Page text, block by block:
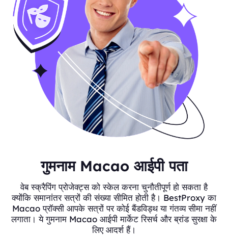
गुमनाम Macao आईपी पता
वेब स्क्रैपिंग प्रोजेक्ट्स को स्केल करना चुनौतीपूर्ण हो सकता है
क्योंकि समानांतर सत्रों की संख्या सीमित होती है। BestProxy का
Macao प्रॉक्सी आपके सत्रों पर कोई बैंडविड्थ या गंतव्य सीमा नहीं
लगाता। ये गुमनाम Macao आईपी मार्केट रिसर्च और ब्रांड सुरक्षा के
लिए आदर्श हैं।